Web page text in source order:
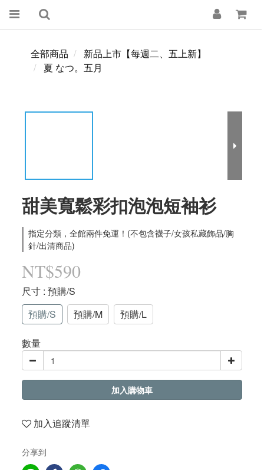
全部商品
新品上市【每週二、五上新】
夏 なつ。五月
甜美寬鬆彩扣泡泡短袖衫
指定分類，全館兩件免運！(不包含襪子/女孩私藏飾品/胸
針/出清商品)
NT$590
尺寸 : 預購/S
預購/S
預購/M 預購/L
數量
加入購物車
加入追蹤清單
分享到